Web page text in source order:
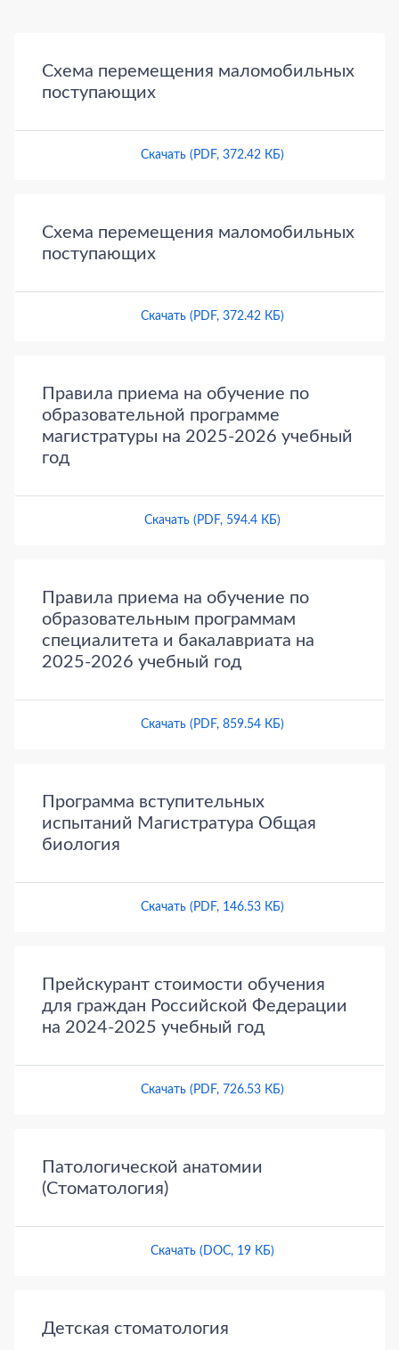
Схема перемещения маломобильных
поступающих
Скачать (PDF, 372.42 КБ)
Схема перемещения маломобильных
поступающих
Скачать (PDF, 372.42 КБ)
Правила приема на обучение по
образовательной программе
магистратуры на 2025-2026 учебный
год
Скачать (PDF, 594.4 КБ)
Правила приема на обучение по
образовательным программам
специалитета и бакалавриата на
2025-2026 учебный год
Скачать (PDF, 859.54 КБ)
Программа вступительных
испытаний Магистратура Общая
биология
Скачать (PDF, 146.53 КБ)
Прейскурант стоимости обучения
для граждан Российской Федерации
на 2024-2025 учебный год
Скачать (PDF, 726.53 КБ)
Патологической анатомии
(Стоматология)
Скачать (DOC, 19 КБ)
Детская стоматология